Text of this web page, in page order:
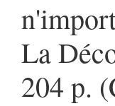
La
204 p.